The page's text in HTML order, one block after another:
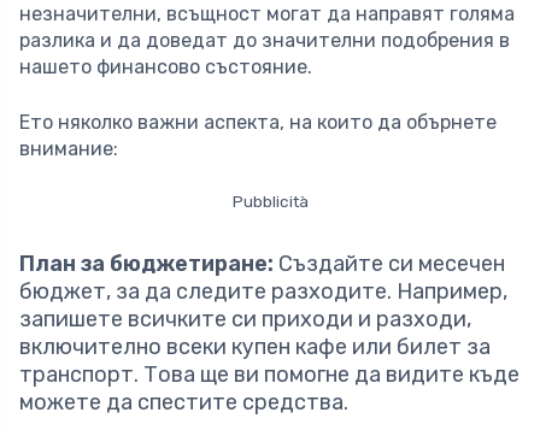
незначителни, всъщност могат да направят голяма
разлика и да доведат до значителни подобрения в
нашето финансово състояние.
Ето няколко важни аспекта, на които да обърнете
внимание:
Pubblicità
План за бюджетиранe: Създайте си месечен
бюджет, за да следите разходите. Например,
запишете всичките си приходи и разходи,
включително всеки купен кафе или билет за
транспорт. Това ще ви помогне да видите къде
можете да спестите средства.